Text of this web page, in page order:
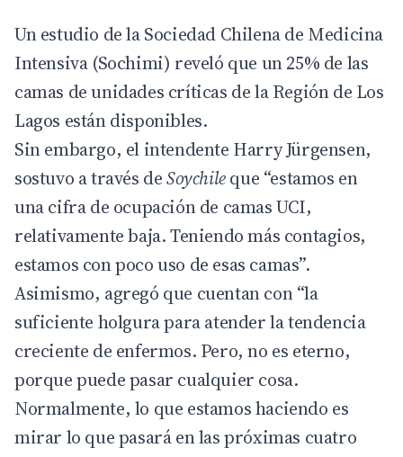
Un estudio de la Sociedad Chilena de Medicina
Intensiva (Sochimi) reveló que un 25% de las
camas de unidades críticas de la Región de Los
Lagos están disponibles.
Sin embargo, el intendente Harry Jürgensen,
sostuvo a través deSoychileque “estamos en
una cifra de ocupación de camas UCI,
relativamente baja. Teniendo más contagios,
estamos con poco uso de esas camas”.
Asimismo, agregó que cuentan con “la
suficiente holgura para atender la tendencia
creciente de enfermos. Pero, no es eterno,
porque puede pasar cualquier cosa.
Normalmente, lo que estamos haciendo es
mirar lo que pasará en las próximas cuatro